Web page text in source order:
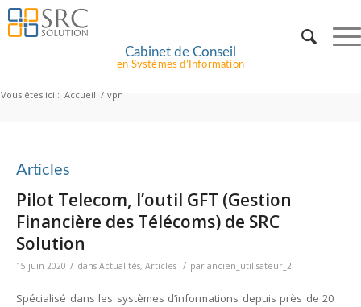
Cabinet de Conseil
en Systèmes d’Information
Vous êtes ici : Accueil / vpn
Articles
Pilot Telecom, l’outil GFT (Gestion
Financière des Télécoms) de SRC
Solution
15 juin 2020 / dans Actualités, Articles / par ancien_utilisateur_2
Spécialisé dans les systèmes d’informations depuis près de 20